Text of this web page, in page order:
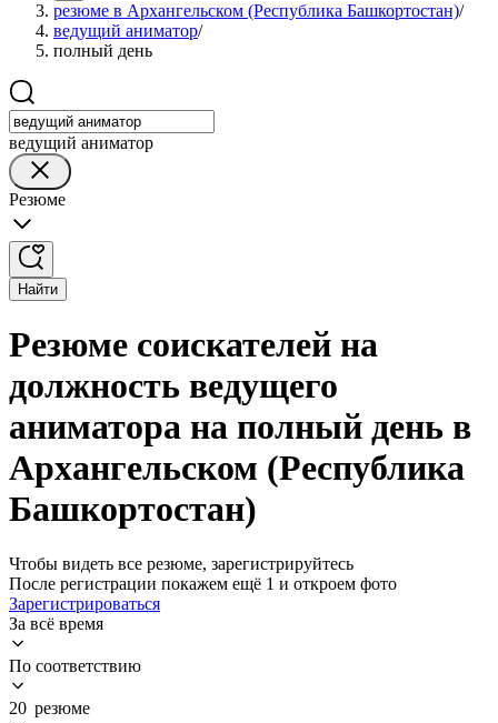
резюме в Архангельском (Республика Башкортостан)/
ведущий аниматор/
полный день
ведущий аниматор
Резюме
Найти
Резюме соискателей на
должность ведущего
аниматора на полный день в
Архангельском (Республика
Башкортостан)
Чтобы видеть все резюме, зарегистрируйтесь
После регистрации покажем ещё 1 и откроем фото
Зарегистрироваться
За всё время
По соответствию
20 резюме